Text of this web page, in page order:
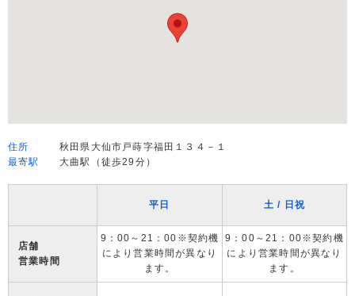
住所
秋田県大仙市戸蒔字福田１３４－１
最寄駅
大曲駅（徒歩29分）
平日 土 / 日祝
店舗
営業時間
9：00～21：00※契約機
により営業時間が異なり
ます。
9：00～21：00※契約機
により営業時間が異なり
ます。